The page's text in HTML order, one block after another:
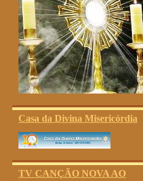
Casa da Divina Misericórdia
TV CANÇÃO NOVA AO